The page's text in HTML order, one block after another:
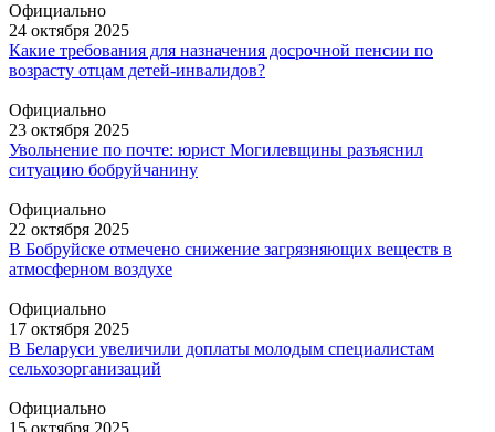
Официально
24 октября 2025
Какие требования для назначения досрочной пенсии по
возрасту отцам детей-инвалидов?
Официально
23 октября 2025
Увольнение по почте: юрист Могилевщины разъяснил
ситуацию бобруйчанину
Официально
22 октября 2025
В Бобруйске отмечено снижение загрязняющих веществ в
атмосферном воздухе
Официально
17 октября 2025
В Беларуси увеличили доплаты молодым специалистам
сельхозорганизаций
Официально